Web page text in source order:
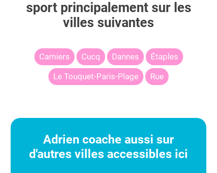
sport principalement sur les
villes suivantes
Camiers Cucq Dannes Étaples
Le Touquet-Paris-Plage Rue
Adrien coache aussi sur
d'autres villes accessibles ici